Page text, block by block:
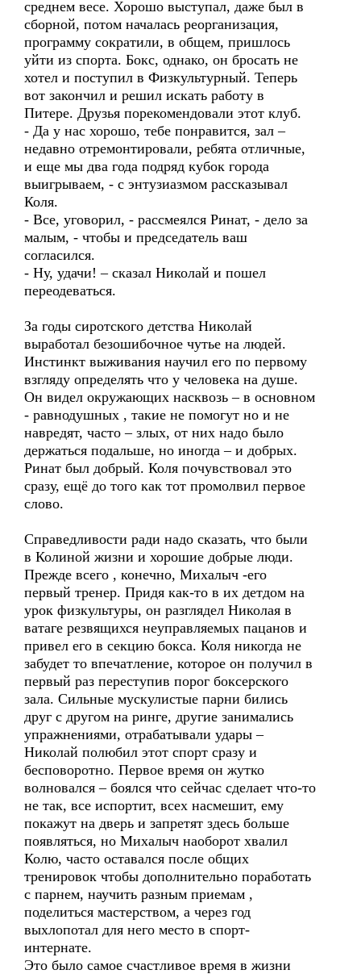
среднем весе. Хорошо выступал, даже был в
сборной, потом началась реорганизация,
программу сократили, в общем, пришлось
уйти из спорта. Бокс, однако, он бросать не
хотел и поступил в Физкультурный. Теперь
вот закончил и решил искать работу в
Питере. Друзья порекомендовали этот клуб.
- Да у нас хорошо, тебе понравится, зал –
недавно отремонтировали, ребята отличные,
и еще мы два года подряд кубок города
выигрываем, - с энтузиазмом рассказывал
Коля.
- Все, уговорил, - рассмеялся Ринат, - дело за
малым, - чтобы и председатель ваш
согласился.
- Ну, удачи! – сказал Николай и пошел
переодеваться.
За годы сиротского детства Николай
выработал безошибочное чутье на людей.
Инстинкт выживания научил его по первому
взгляду определять что у человека на душе.
Он видел окружающих насквозь – в основном
- равнодушных , такие не помогут но и не
навредят, часто – злых, от них надо было
держаться подальше, но иногда – и добрых.
Ринат был добрый. Коля почувствовал это
сразу, ещё до того как тот промолвил первое
слово.
Справедливости ради надо сказать, что были
в Колиной жизни и хорошие добрые люди.
Прежде всего , конечно, Михалыч -его
первый тренер. Придя как-то в их детдом на
урок физкультуры, он разглядел Николая в
ватаге резвящихся неуправляемых пацанов и
привел его в секцию бокса. Коля никогда не
забудет то впечатление, которое он получил в
первый раз переступив порог боксерского
зала. Сильные мускулистые парни бились
друг с другом на ринге, другие занимались
упражнениями, отрабатывали удары –
Николай полюбил этот спорт сразу и
бесповоротно. Первое время он жутко
волновался – боялся что сейчас сделает что-то
не так, все испортит, всех насмешит, ему
покажут на дверь и запретят здесь больше
появляться, но Михалыч наоборот хвалил
Колю, часто оставался после общих
тренировок чтобы дополнительно поработать
с парнем, научить разным приемам ,
поделиться мастерством, а через год
выхлопотал для него место в спорт-
интернате.
Это было самое счастливое время в жизни